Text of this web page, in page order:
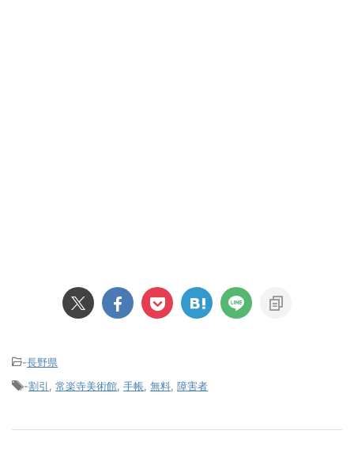
-長野県
-割引 常楽寺美術館 手帳 無料 障害者